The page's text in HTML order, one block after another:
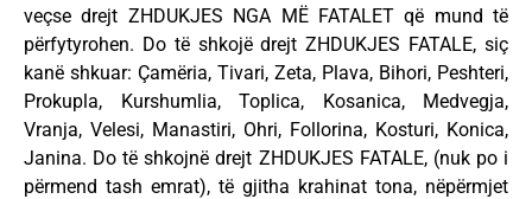
veçse drejt ZHDUKJES NGA MË FATALET që mund të
përfytyrohen. Do të shkojë drejt ZHDUKJES FATALE, siç
kanë shkuar: Çamëria, Tivari, Zeta, Plava, Bihori, Peshteri,
Prokupla, Kurshumlia, Toplica, Kosanica, Medvegja,
Vranja, Velesi, Manastiri, Ohri, Follorina, Kosturi, Konica,
Janina. Do të shkojnë drejt ZHDUKJES FATALE, (nuk po i
përmend tash emrat), të gjitha krahinat tona, nëpërmjet